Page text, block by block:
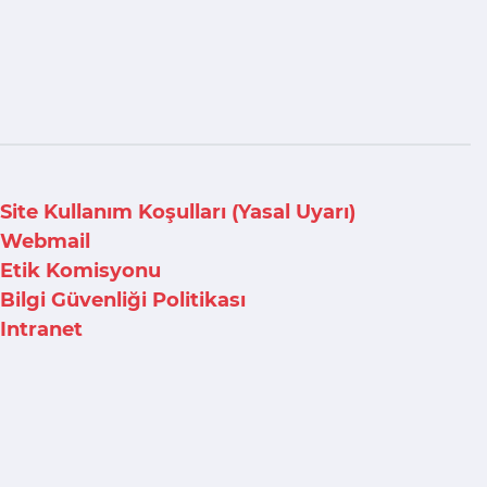
Site Kullanım Koşulları (Yasal Uyarı)
Webmail
Etik Komisyonu
Bilgi Güvenliği Politikası
Intranet